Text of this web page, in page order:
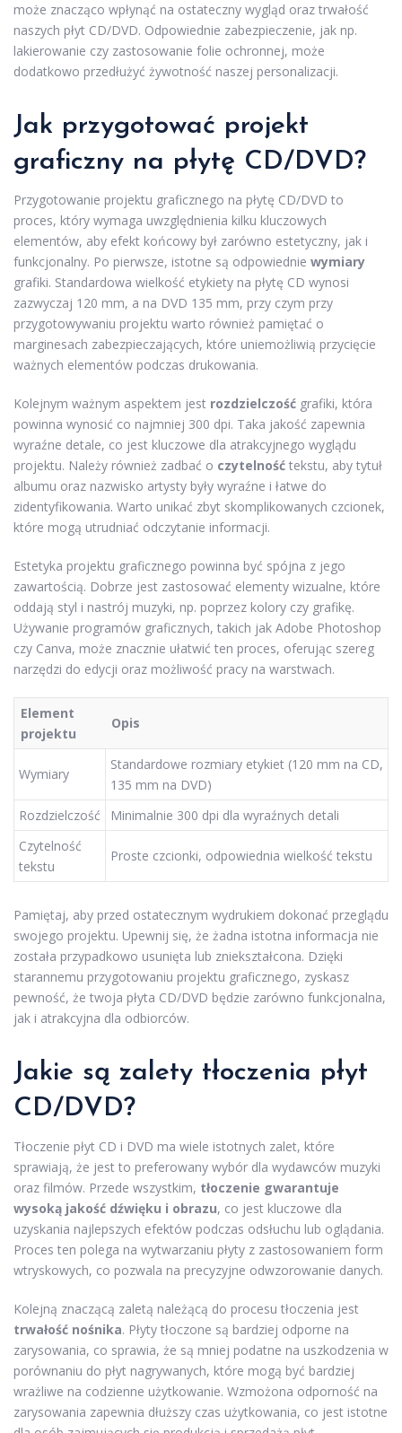
może znacząco wpłynąć na ostateczny wygląd oraz trwałość
naszych płyt CD/DVD. Odpowiednie zabezpieczenie, jak np.
lakierowanie czy zastosowanie folie ochronnej, może
dodatkowo przedłużyć żywotność naszej personalizacji.
Jak przygotować projekt
graficzny na płytę CD/DVD?
Przygotowanie projektu graficznego na płytę CD/DVD to
proces, który wymaga uwzględnienia kilku kluczowych
elementów, aby efekt końcowy był zarówno estetyczny, jak i
funkcjonalny. Po pierwsze, istotne są odpowiednie wymiary
grafiki. Standardowa wielkość etykiety na płytę CD wynosi
zazwyczaj 120 mm, a na DVD 135 mm, przy czym przy
przygotowywaniu projektu warto również pamiętać o
marginesach zabezpieczających, które uniemożliwią przycięcie
ważnych elementów podczas drukowania.
Kolejnym ważnym aspektem jest rozdzielczość grafiki, która
powinna wynosić co najmniej 300 dpi. Taka jakość zapewnia
wyraźne detale, co jest kluczowe dla atrakcyjnego wyglądu
projektu. Należy również zadbać o czytelność tekstu, aby tytuł
albumu oraz nazwisko artysty były wyraźne i łatwe do
zidentyfikowania. Warto unikać zbyt skomplikowanych czcionek,
które mogą utrudniać odczytanie informacji.
Estetyka projektu graficznego powinna być spójna z jego
zawartością. Dobrze jest zastosować elementy wizualne, które
oddają styl i nastrój muzyki, np. poprzez kolory czy grafikę.
Używanie programów graficznych, takich jak Adobe Photoshop
czy Canva, może znacznie ułatwić ten proces, oferując szereg
narzędzi do edycji oraz możliwość pracy na warstwach.
Element
projektu
Opis
Wymiary
Standardowe rozmiary etykiet (120 mm na CD,
135 mm na DVD)
Rozdzielczość
Minimalnie 300 dpi dla wyraźnych detali
Czytelność
tekstu
Proste czcionki, odpowiednia wielkość tekstu
Pamiętaj, aby przed ostatecznym wydrukiem dokonać przeglądu
swojego projektu. Upewnij się, że żadna istotna informacja nie
została przypadkowo usunięta lub zniekształcona. Dzięki
starannemu przygotowaniu projektu graficznego, zyskasz
pewność, że twoja płyta CD/DVD będzie zarówno funkcjonalna,
jak i atrakcyjna dla odbiorców.
Jakie są zalety tłoczenia płyt
CD/DVD?
Tłoczenie płyt CD i DVD ma wiele istotnych zalet, które
sprawiają, że jest to preferowany wybór dla wydawców muzyki
oraz filmów. Przede wszystkim, tłoczenie gwarantuje
wysoką jakość dźwięku i obrazu, co jest kluczowe dla
uzyskania najlepszych efektów podczas odsłuchu lub oglądania.
Proces ten polega na wytwarzaniu płyty z zastosowaniem form
wtryskowych, co pozwala na precyzyjne odwzorowanie danych.
Kolejną znaczącą zaletą należącą do procesu tłoczenia jest
trwałość nośnika. Płyty tłoczone są bardziej odporne na
zarysowania, co sprawia, że są mniej podatne na uszkodzenia w
porównaniu do płyt nagrywanych, które mogą być bardziej
wrażliwe na codzienne użytkowanie. Wzmożona odporność na
zarysowania zapewnia dłuższy czas użytkowania, co jest istotne